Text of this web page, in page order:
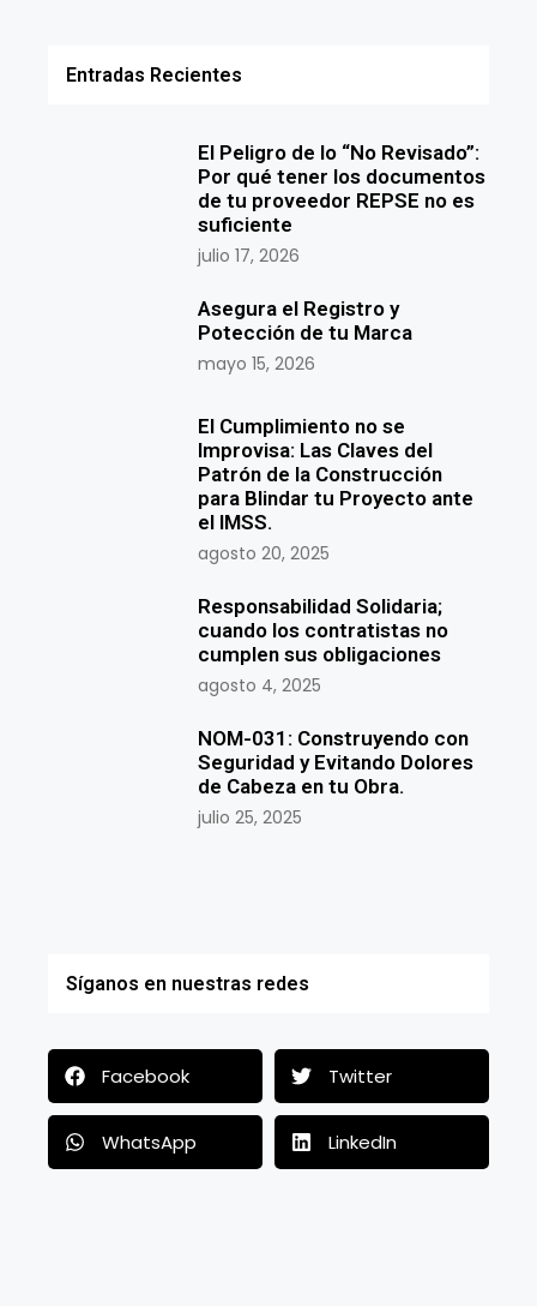
Entradas Recientes
El Peligro de lo “No Revisado”:
Por qué tener los documentos
de tu proveedor REPSE no es
suficiente
julio 17, 2026
Asegura el Registro y
Potección de tu Marca
mayo 15, 2026
El Cumplimiento no se
Improvisa: Las Claves del
Patrón de la Construcción
para Blindar tu Proyecto ante
el IMSS.
agosto 20, 2025
Responsabilidad Solidaria;
cuando los contratistas no
cumplen sus obligaciones
agosto 4, 2025
NOM-031: Construyendo con
Seguridad y Evitando Dolores
de Cabeza en tu Obra.
julio 25, 2025
Síganos en nuestras redes
Facebook Twitter
WhatsApp LinkedIn